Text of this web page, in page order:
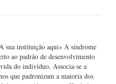
sua instituição aqui» A síndrome
ao padrão de desenvolvimento
do indivíduo. Associa-se a
que padronizam a maioria dos